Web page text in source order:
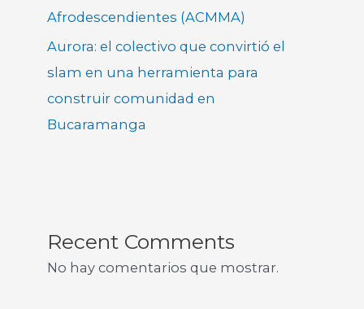
Afrodescendientes (ACMMA)
Aurora: el colectivo que convirtió el
slam en una herramienta para
construir comunidad en
Bucaramanga
Recent Comments
No hay comentarios que mostrar.